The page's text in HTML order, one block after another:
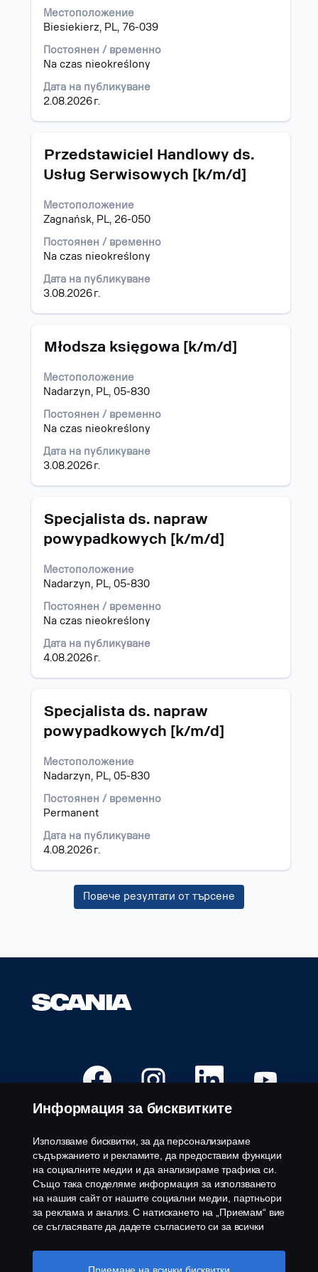
Местоположение
Biesiekierz, PL, 76-039
Постоянен / временно
Na czas nieokreślony
Дата на публикуване
2.08.2026 г.
бутона
за
за
да
пълното
съдържание
на
за
задание.
Позиция
Przedstawiciel Handlowy ds.
Usług Serwisowych [k/m/d]
Местоположение
Zagnańsk, PL, 26-050
Постоянен / временно
Na czas nieokreślony
Дата на публикуване
3.08.2026 г.
Изберете
бутона
интервал,
за
да
прегледате
съдържание
на
Позиция
Młodsza księgowa [k/m/d]
Местоположение
Nadarzyn, PL, 05-830
Постоянен / временно
Na czas nieokreślony
Дата на публикуване
3.08.2026 г.
Изберете
бутона
за
интервал,
за
да
пълното
съдържание
на
за
задание.
Позиция
Specjalista ds. napraw
powypadkowych [k/m/d]
Местоположение
Nadarzyn, PL, 05-830
Постоянен / временно
Na czas nieokreślony
Дата на публикуване
4.08.2026 г.
Изберете
бутона
интервал,
за
да
прегледате
съдържание
на
Позиция
Specjalista ds. napraw
powypadkowych [k/m/d]
Местоположение
Nadarzyn, PL, 05-830
Постоянен / временно
Permanent
Дата на публикуване
4.08.2026 г.
Изберете
бутона
интервал,
за
да
прегледате
съдържание
на
задание.Повече резултати от търсене
т
в
р
я
в
н
о
в
т
а
.
в
р
я
в
н
о
в
т
а
б
.
О
в
р
я
в
н
о
в
т
а
.
в
в
н
о
в
т
а
.
Свободни позиции
Локации за кариера
Свържете се с нас
Относно Scania
Правна информация
Информация за бисквитките
Използваме бисквитки, за да персонализираме
съдържанието и рекламите, да предоставим функции
на социалните медии и да анализираме трафика си.
Също така споделяме информация за използването
на нашия сайт от нашите социални медии, партньори
за реклама и анализ. С натискането на „Приемам“ вие
се съгласявате да дадете съгласието си за всички
споделя. Можете също така да управлявате своите
бисквитки, като щракнете върху „Настройки на